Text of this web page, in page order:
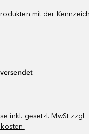
mit der
inkl. gesetzl. MwSt zzgl.